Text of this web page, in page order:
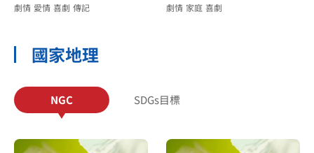
劇情 愛情 喜劇 傳記 劇情 家庭 喜劇
國家地理
NGC SDGs目標